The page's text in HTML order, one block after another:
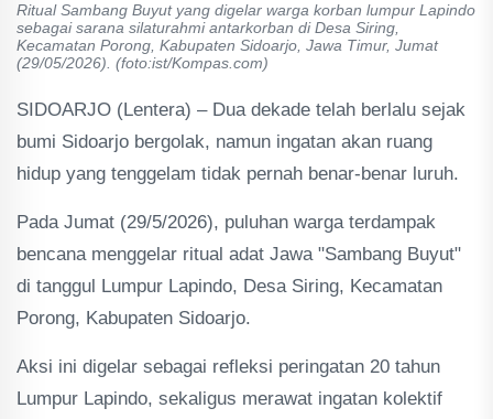
Ritual Sambang Buyut yang digelar warga korban lumpur Lapindo
sebagai sarana silaturahmi antarkorban di Desa Siring,
Kecamatan Porong, Kabupaten Sidoarjo, Jawa Timur, Jumat
(29/05/2026). (foto:ist/Kompas.com)
SIDOARJO (Lentera) – Dua dekade telah berlalu sejak
bumi Sidoarjo bergolak, namun ingatan akan ruang
hidup yang tenggelam tidak pernah benar-benar luruh.
Pada Jumat (29/5/2026), puluhan warga terdampak
bencana menggelar ritual adat Jawa "Sambang Buyut"
di tanggul Lumpur Lapindo, Desa Siring, Kecamatan
Porong, Kabupaten Sidoarjo.
Aksi ini digelar sebagai refleksi peringatan 20 tahun
Lumpur Lapindo, sekaligus merawat ingatan kolektif